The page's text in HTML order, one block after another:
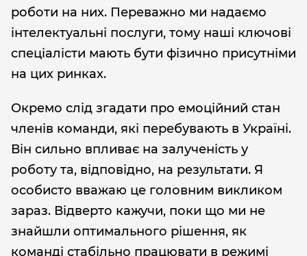
роботи на них. Переважно ми надаємо
інтелектуальні послуги, тому наші ключові
спеціалісти мають бути фізично присутніми
на цих ринках.
Окремо слід згадати про емоційний стан
членів команди, які перебувають в Україні.
Він сильно впливає на залученість у
роботу та, відповідно, на результати. Я
особисто вважаю це головним викликом
зараз. Відверто кажучи, поки що ми не
знайшли оптимального рішення, як
команді стабільно працювати в режимі